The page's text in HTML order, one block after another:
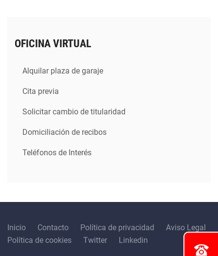
OFICINA VIRTUAL
Alquilar plaza de garaje
Cita previa
Solicitar cambio de titularidad
Domiciliación de recibos
Teléfonos de Interés
Inicio Contacto Política de privacidad
Aviso Legal
Política de cookies
Twitter Linkedin